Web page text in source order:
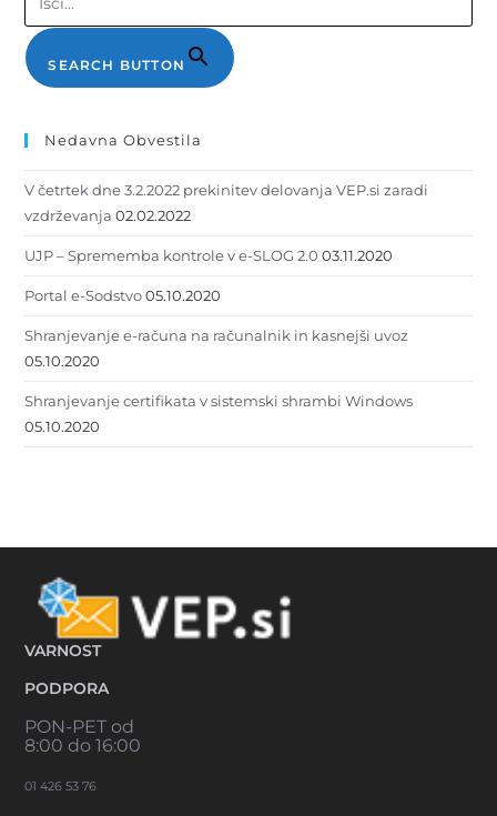
SEARCH BUTTON
Nedavna Obvestila
V četrtek dne 3.2.2022 prekinitev delovanja VEP.si zaradi
vzdrževanja 02.02.2022
UJP – Sprememba kontrole v e-SLOG 2.0 03.11.2020
Portal e-Sodstvo 05.10.2020
Shranjevanje e-računa na računalnik in kasnejši uvoz
05.10.2020
Shranjevanje certifikata v sistemski shrambi Windows
05.10.2020
VARNOST
PODPORA
PON-PET od
8:00 do 16:00
01 426 53 76